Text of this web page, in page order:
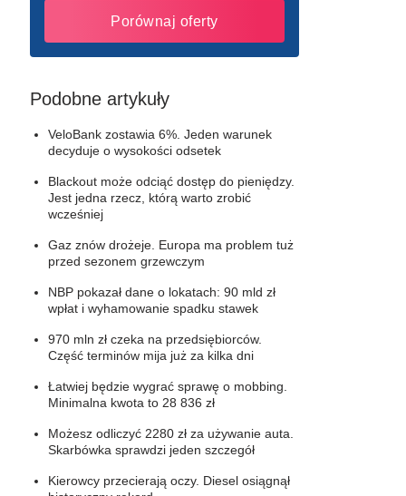
Porównaj oferty
Podobne artykuły
VeloBank zostawia 6%. Jeden warunek
decyduje o wysokości odsetek
Blackout może odciąć dostęp do pieniędzy.
Jest jedna rzecz, którą warto zrobić
wcześniej
Gaz znów drożeje. Europa ma problem tuż
przed sezonem grzewczym
NBP pokazał dane o lokatach: 90 mld zł
wpłat i wyhamowanie spadku stawek
970 mln zł czeka na przedsiębiorców.
Część terminów mija już za kilka dni
Łatwiej będzie wygrać sprawę o mobbing.
Minimalna kwota to 28 836 zł
Możesz odliczyć 2280 zł za używanie auta.
Skarbówka sprawdzi jeden szczegół
Kierowcy przecierają oczy. Diesel osiągnął